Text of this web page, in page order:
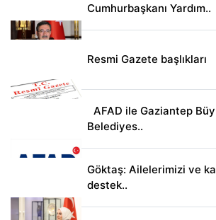
Cumhurbaşkanı Yardım..
Resmi Gazete başlıkları
AFAD ile Gaziantep
Belediyes..
Göktaş: Ailelerimizi ve
destek..